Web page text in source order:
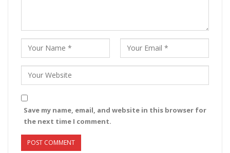
Save my name, email, and website in this browser for
the next time I comment.